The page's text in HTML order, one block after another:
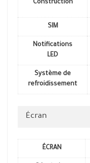
Construction
SIM
Notifications
LED
Système de
refroidissement
Écran
ÉCRAN